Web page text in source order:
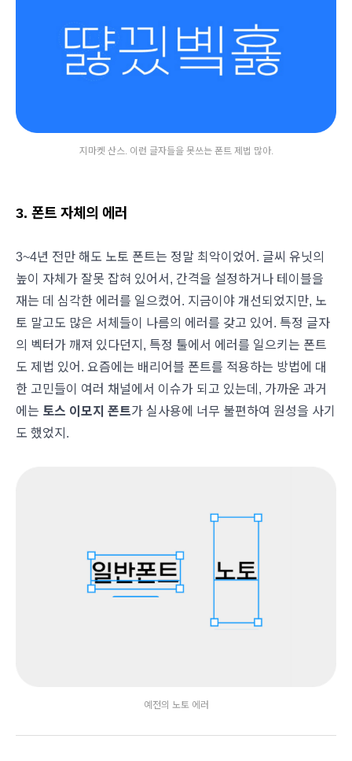
지마켓 산스. 이런 글자들을 못쓰는 폰트 제법 많아.
3. 폰트 자체의 에러
3~4년 전만 해도 노토 폰트는 정말 최악이었어. 글씨 유닛의
높이 자체가 잘못 잡혀 있어서, 간격을 설정하거나 테이블을
재는 데 심각한 에러를 일으켰어. 지금이야 개선되었지만, 노
토 말고도 많은 서체들이 나름의 에러를 갖고 있어. 특정 글자
의 벡터가 깨져 있다던지, 특정 툴에서 에러를 일으키는 폰트
도 제법 있어. 요즘에는 배리어블 폰트를 적용하는 방법에 대
한 고민들이 여러 채널에서 이슈가 되고 있는데, 가까운 과거
에는 토스 이모지 폰트가 실사용에 너무 불편하여 원성을 사기
도 했었지.
예전의 노토 에러